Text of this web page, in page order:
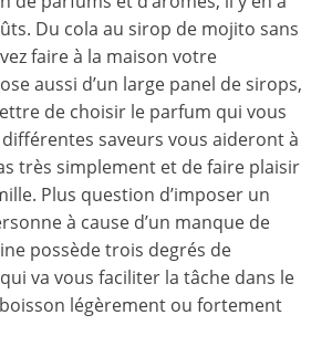
Du cola au sirop de mojito sans
faire à la maison votre
aussi d’un large panel de sirops,
de choisir le parfum qui vous
saveurs vous aideront à
très simplement et de faire plaisir
Plus question d’imposer un
à cause d’un manque de
possède trois degrés de
va vous faciliter la tâche dans le
légèrement ou fortement